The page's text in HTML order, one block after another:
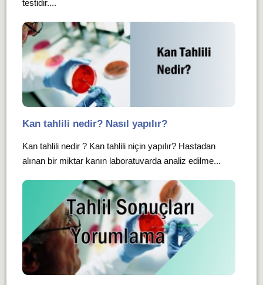
testidir....
Kan tahlili nedir? Nasıl yapılır?
Kan tahlili nedir ? Kan tahlili niçin yapılır? Hastadan
alınan bir miktar kanın laboratuvarda analiz edilme...